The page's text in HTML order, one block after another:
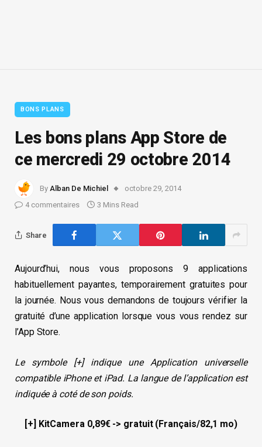
BONS PLANS
Les bons plans App Store de
ce mercredi 29 octobre 2014
By Alban De Michiel
octobre 29, 2014
4 commentaires
3 Mins Read
Share
Aujourd’hui, nous vous proposons 9 applications
habituellement payantes, temporairement gratuites pour
la journée. Nous vous demandons de toujours vérifier la
gratuité d’une application lorsque vous vous rendez sur
l’App Store.
Le symbole [+] indique une Application universelle
compatible iPhone et iPad. La langue de l’application est
indiquée à coté de son poids.
[+] KitCamera 0,89€ -> gratuit (Français/82,1 mo)